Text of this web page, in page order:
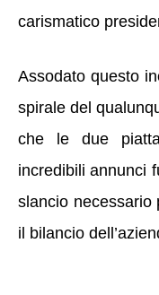
carismatico
Assodato questo
spirale del
che le due
incredibili annunci
slancio necessario
il bilancio